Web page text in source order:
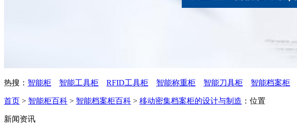
热搜： 智能柜 智能工具柜 RFID工具柜 智能称重柜 智能刀具柜 智能档案柜
首页 > 智能柜百科 > 智能档案柜百科 > 移动密集档案柜的设计与制造 ：位置
新闻资讯